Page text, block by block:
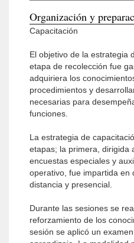
Organización y
Capacitación
El objetivo de la estrategia
etapa de recolección fue
adquiriera los
procedimientos y
necesarias para
funciones.
La estrategia de
etapas; la primera, dirigida
encuestas especiales y
operativo, fue impartida en
distancia y presencial.
Durante las sesiones se
reforzamiento de los
sesión se aplicó un